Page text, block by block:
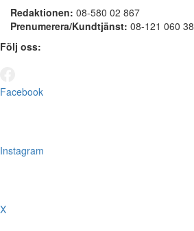
Redaktionen: 08-580 02 867
Prenumerera/Kundtjänst: 08-121 060 38
Följ oss:
Facebook
Instagram
X